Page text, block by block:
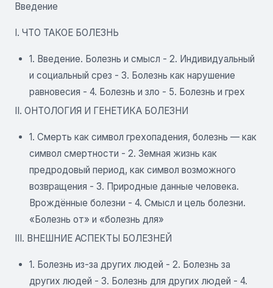
Введение
I. ЧТО ТАКОЕ БОЛЕЗНЬ
1. Введение. Болезнь и смысл - 2. Индивидуальный
и социальный срез - 3. Болезнь как нарушение
равновесия - 4. Болезнь и зло - 5. Болезнь и грех
II. ОНТОЛОГИЯ И ГЕНЕТИКА БОЛЕЗНИ
1. Смерть как символ грехопадения, болезнь — как
символ смертности - 2. Земная жизнь как
предродовый период, как символ возможного
возвращения - 3. Природные данные человека.
Врождённые болезни - 4. Смысл и цель болезни.
«Болезнь от» и «болезнь для»
III. ВНЕШНИЕ АСПЕКТЫ БОЛЕЗНЕЙ
1. Болезнь из-за других людей - 2. Болезнь за
других людей - 3. Болезнь для других людей - 4.